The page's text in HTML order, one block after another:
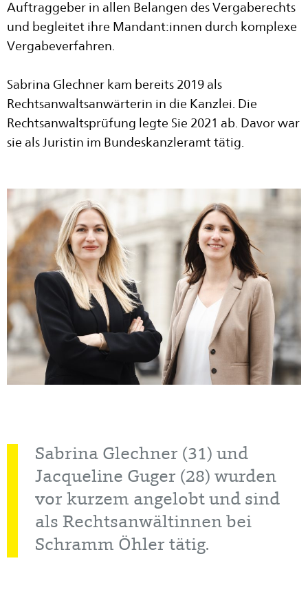
Auftraggeber in allen Belangen des Vergaberechts
und begleitet ihre Mandant:innen durch komplexe
Vergabeverfahren.
Sabrina Glechner kam bereits 2019 als
Rechtsanwaltsanwärterin in die Kanzlei. Die
Rechtsanwaltsprüfung legte Sie 2021 ab. Davor war
sie als Juristin im Bundeskanzleramt tätig.
Sabrina Glechner (31) und
Jacqueline Guger (28) wurden
vor kurzem angelobt und sind
als Rechtsanwältinnen bei
Schramm Öhler tätig.